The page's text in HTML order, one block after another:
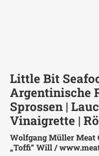
Little Bit
Argentinische
Sprossen |
Vinaigrette |
Wolfgang Müller Meat
„Toffi“ Will /